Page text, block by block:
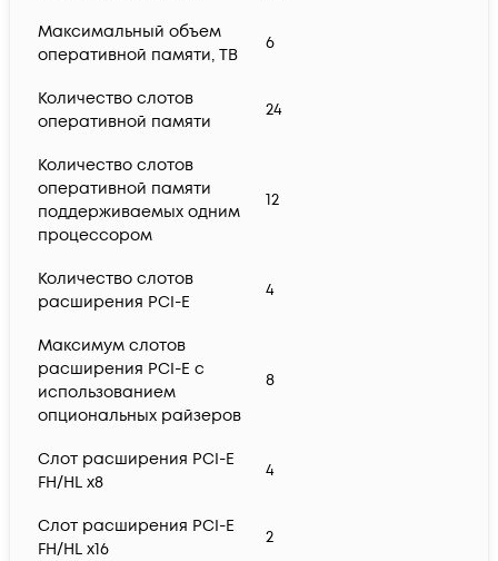
Максимальный объем
оперативной памяти, TB
6
Количество слотов
оперативной памяти
24
Количество слотов
оперативной памяти
поддерживаемых одним
процессором
12
Количество слотов
расширения PCI-E
4
Максимум слотов
расширения PCI-E с
использованием
опциональных райзеров
8
Слот расширения PCI-E
FH/HL x8
4
Слот расширения PCI-E
FH/HL x16
2